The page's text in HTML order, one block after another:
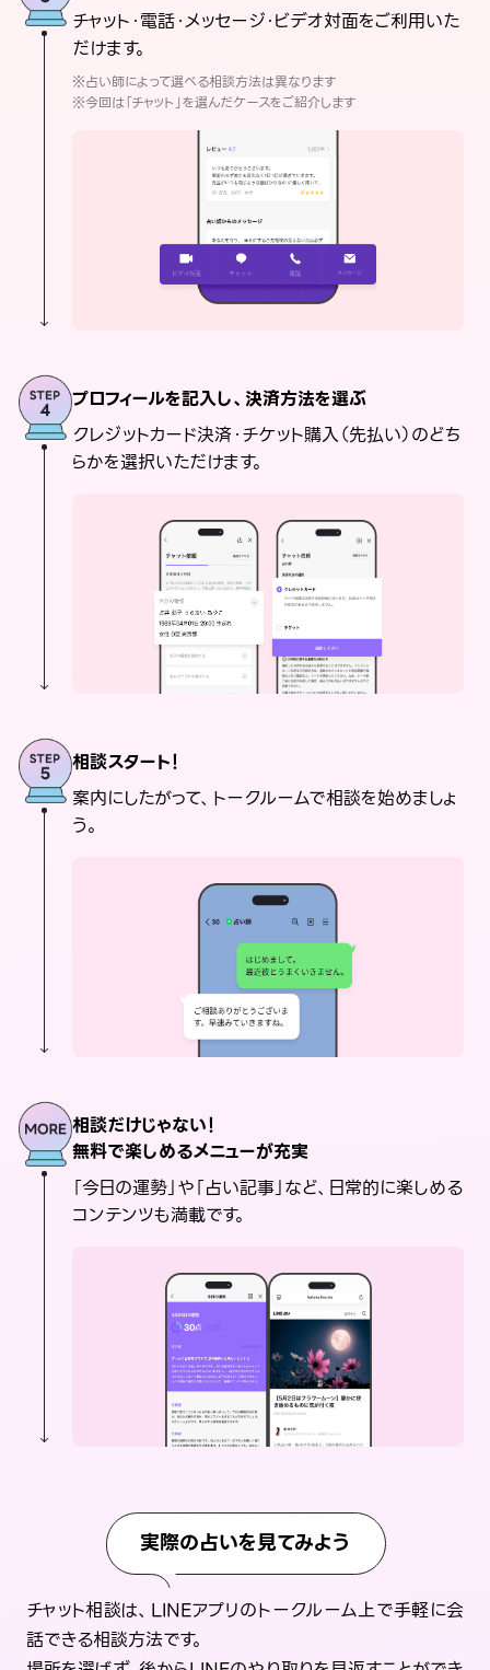
チャット・電話・メッセージ・ビデオ対面をご利用いた
だけます。
※占い師によって選べる相談方法は異なります
※今回は「チャット」を選んだケースをご紹介します
プロフィールを記入し、決済方法を選ぶ
クレジットカード決済・チケット購入（先払い）のどち
らかを選択いただけます。
相談スタート！
案内にしたがって、トークルームで相談を始めましょ
う。
相談だけじゃない！
無料で楽しめるメニューが充実
「今日の運勢」や「占い記事」など、日常的に楽しめる
コンテンツも満載です。
実際の占いを見てみよう
チャット相談は、LINEアプリのトークルーム上で手軽に会
話できる相談方法です。